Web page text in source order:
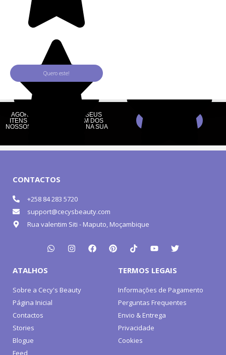
Quero este!
AGORA PODE COMPRAR SEUS
ITENS FAVORITOS COM UM DOS
NOSSOS REVENDEDORES NA SUA
CONTACTOS
+258 84 283 5720
support@cecysbeauty.com
Rua valentim Siti - Maputo, Moçambique
ATALHOS
Sobre a Cecy's Beauty
Página Inicial
Contactos
Stories
Blogue
Feed
TERMOS LEGAIS
Informações de Pagamento
Perguntas Frequentes
Envio & Entrega
Privacidade
Cookies